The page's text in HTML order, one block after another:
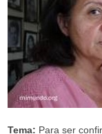
Tema: Para ser